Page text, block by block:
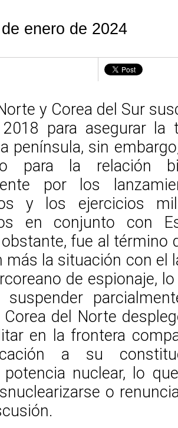
enero de 2024
y Corea del Sur
para asegurar la
península, sin
para la relación
por los
y los ejercicios
en conjunto con
fue al término
más la situación con el
de espionaje,
Corea del Norte
en la frontera
a su
potencia nuclear, lo
o